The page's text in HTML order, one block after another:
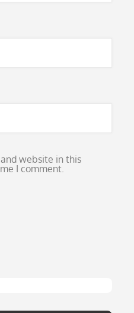
website in this
I comment.